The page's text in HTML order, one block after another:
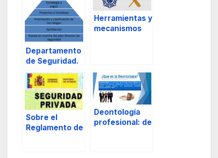
Departamento
de Seguridad.
Herramientas y
mecanismos
seguridad
pública y la
seguridad
privada.
Sobre el
Reglamento de
Deontología
profesional: de